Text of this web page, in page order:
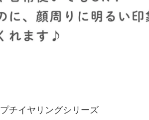
プチイヤリングシリーズ